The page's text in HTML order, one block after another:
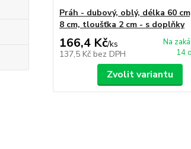
Práh - dubový, oblý, délka 60
8 cm, tloušťka 2 cm - s doplňky
166,4 Kč/ks
137,5 Kč bez DPH
Na
14
Zvolit variantu